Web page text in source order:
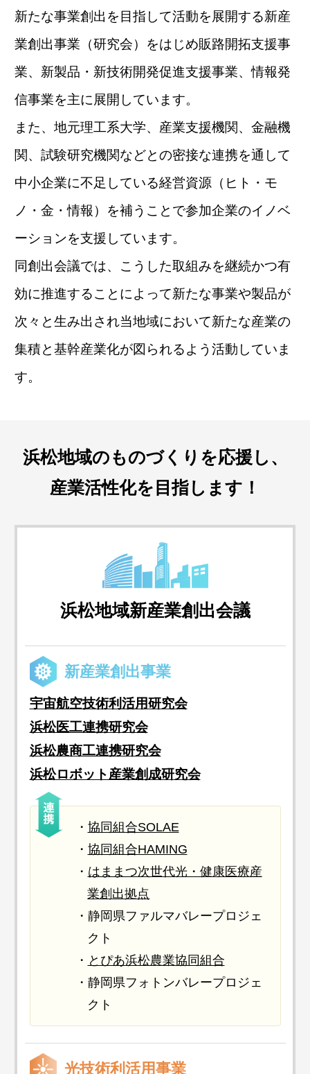
新たな事業創出を目指して活動を展開する新産
業創出事業（研究会）をはじめ販路開拓支援事
業、新製品・新技術開発促進支援事業、情報発
信事業を主に展開しています。
また、地元理工系大学、産業支援機関、金融機
関、試験研究機関などとの密接な連携を通して
中小企業に不足している経営資源（ヒト・モ
ノ・金・情報）を補うことで参加企業のイノベ
ーションを支援しています。
同創出会議では、こうした取組みを継続かつ有
効に推進することによって新たな事業や製品が
次々と生み出され当地域において新たな産業の
集積と基幹産業化が図られるよう活動していま
す。
浜松地域のものづくりを応援し、
産業活性化を目指します！
浜松地域新産業創出会議
新産業創出事業
宇宙航空技術利活用研究会
浜松医工連携研究会
浜松農商工連携研究会
浜松ロボット産業創成研究会
協同組合SOLAE
協同組合HAMING
はままつ次世代光・健康医療産
業創出拠点
静岡県ファルマバレープロジェ
クト
とぴあ浜松農業協同組合
静岡県フォトンバレープロジェ
クト
光技術利活用事業